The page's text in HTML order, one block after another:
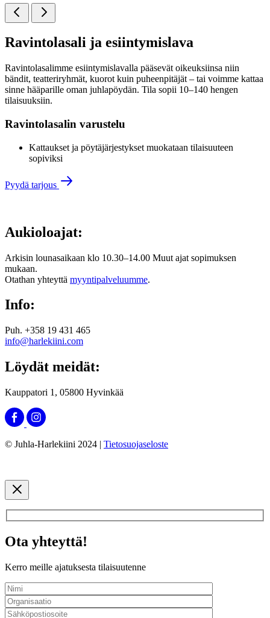
Ravintolasali ja esiintymislava
Ravintolasalimme esiintymislavalla pääsevät oikeuksiinsa niin
bändit, teatteriryhmät, kuorot kuin puheenpitäjät – tai voimme kattaa
sinne hääparille oman juhlapöydän. Tila sopii 10–140 hengen
tilaisuuksiin.
Ravintolasalin varustelu
Kattaukset ja pöytäjärjestykset muokataan tilaisuuteen
sopiviksi
Pyydä tarjous
Aukioloajat:
Arkisin lounasaikaan klo 10.30–14.00 Muut ajat sopimuksen
mukaan.
Otathan yhteyttä myyntipalveluumme.
Info:
Puh. +358 19 431 465
info@harlekiini.com
Löydät meidät:
Kauppatori 1, 05800 Hyvinkää
© Juhla-Harlekiini 2024 | Tietosuojaseloste
Ota yhteyttä!
Kerro meille ajatuksesta tilaisuutenne